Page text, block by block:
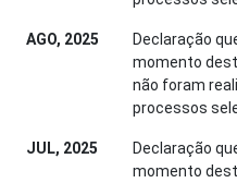
AGO, 2025
Declaração
momento
não foram
processos
JUL, 2025
Declaração
momento